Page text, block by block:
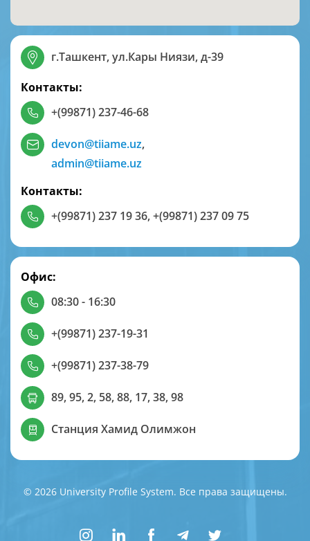
г.Ташкент, ул.Кары Ниязи, д-39
Контакты:
+(99871) 237-46-68
devon@tiiame.uz,
admin@tiiame.uz
Контакты:
+(99871) 237 19 36,+(99871) 237 09 75
Офис:
08:30 - 16:30
+(99871) 237-19-31
+(99871) 237-38-79
89, 95, 2, 58, 88, 17, 38, 98
Станция Хамид Олимжон
© 2026 University Profile System. Все права защищены.